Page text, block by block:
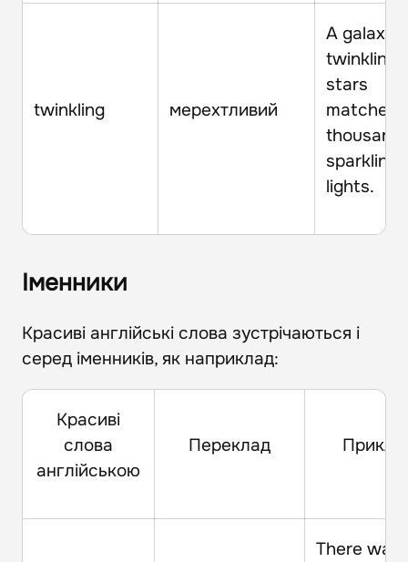
twinkling мерехтливий
A galaxy
twinkling
stars
matched
sparkling
lights.
Іменники
Красиві англійські слова зустрічаються і
серед іменників, як наприклад:
Красиві
слова
англійською
Переклад
There was